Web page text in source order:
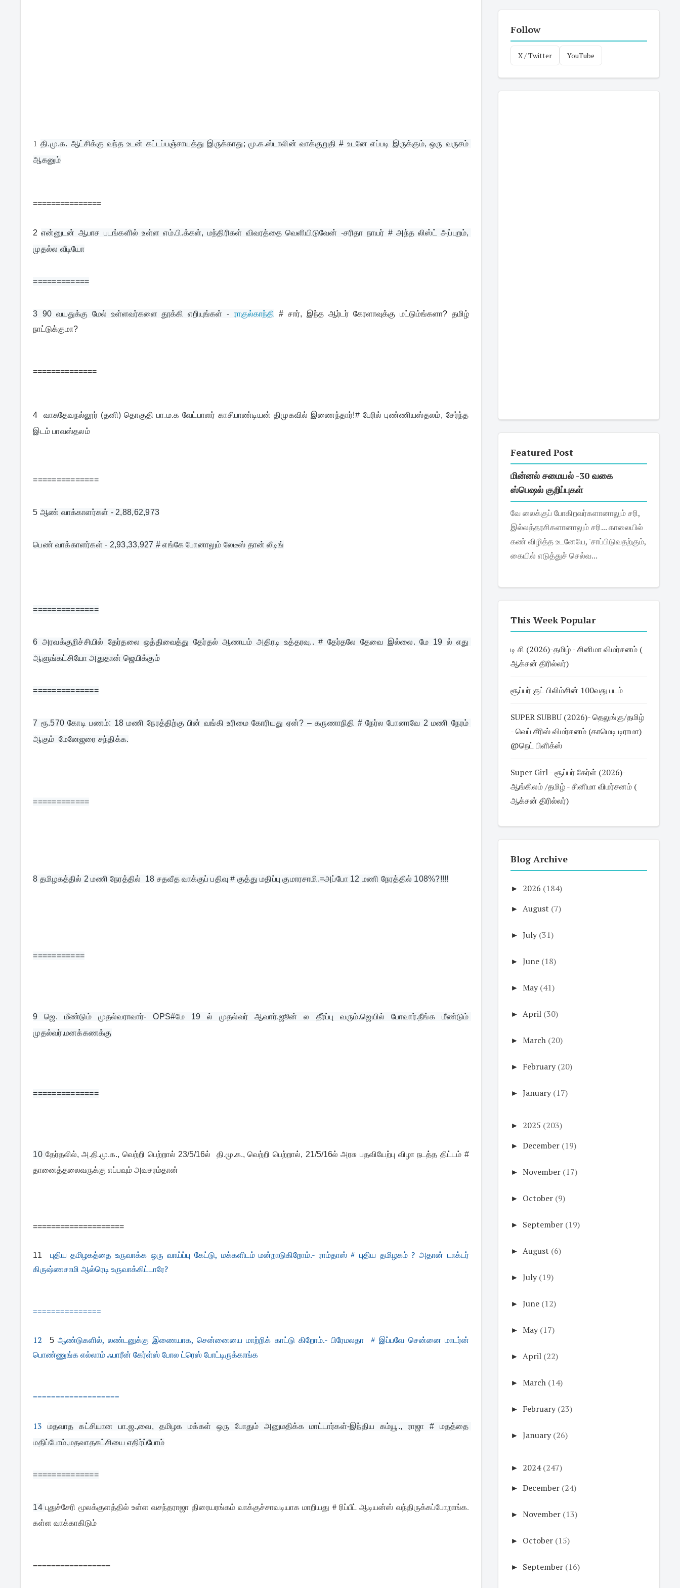
1தி.மு.க. ஆட்சிக்கு வந்த உடன் கட்டப்பஞ்சாயத்து இருக்காது; மு.க.ஸ்டாலின் வாக்குறுதி # உடனே எப்படி இருக்கும், ஒரு வருசம்
ஆகனும்
===============
2என்னுடன் ஆபாச படங்களில் உள்ள எம்.பி.க்கள், மந்திரிகள் விவரத்தை வெளியிடுவேன் -சரிதா நாயர் # அந்த லிஸ்ட் அப்புறம்,
முதல்ல வீடியோ
============
3 90 வயதுக்கு மேல் உள்ளவர்களை தூக்கி எறியுங்கள் - ராகுல்காந்தி
# சார், இந்த ஆர்டர் கேரளாவுக்கு மட்டும்ங்களா? தமிழ்
நாட்டுக்குமா?
==============
4 வாசுதேவநல்லூர் (தனி) தொகுதி பா.ம.க வேட்பாளர் காசிபாண்டியன் திமுகவில் இணைந்தார்!# பேரில் புண்ணியஸ்தலம், சேர்ந்த
இடம் பாவஸ்தலம்
==============
5 ஆண் வாக்காளர்கள் - 2,88,62,973
பெண் வாக்காளர்கள் - 2,93,33,927 # எங்கே போனாலும் லேடீஸ் தான் லீடிங்
==============
6 அரவக்குறிச்சியில் தேர்தலை ஒத்திவைத்து தேர்தல் ஆணயம் அதிரடி உத்தரவு.. # தேர்தலே தேவை இல்லை. மே 19 ல் எது
ஆளுங்கட்சியோ அதுதான் ஜெயிக்கும்
==============
7 ரூ.570 கோடி பணம்: 18 மணி நேரத்திற்கு பின் வங்கி உரிமை கோரியது ஏன்? – கருணாநிதி # நேர்ல போனாவே 2 மணி நேரம்
ஆகும்  மேனேஜரை சந்திக்க.
============
8 தமிழகத்தில் 2 மணி நேரத்தில்  18 சதவீத வாக்குப் பதிவு # குத்து மதிப்பு குமாரசாமி.=அப்போ 12 மணி நேரத்தில் 108%?!!!!
===========
9 ஜெ. மீண்டும் முதல்வராவார்- OPS#மே 19 ல் முதல்வர் ஆவார்.ஜூன் ல தீர்ப்பு வரும்.ஜெயில் போவார்.நீங்க மீண்டும்
முதல்வர்.மனக்கணக்கு
==============
10 தேர்தலில், அ.தி.மு.க., வெற்றி பெற்றால் 23/5/16ல் தி.மு.க., வெற்றி பெற்றால், 21/5/16ல் அரசு பதவியேற்பு விழா நடத்த திட்டம் #
தானைத்தலைவருக்கு எப்பவும் அவசரம்தான்
====================
11 புதிய தமிழகத்தை உருவாக்க ஒரு வாய்ப்பு கேட்டு, மக்களிடம் மன்றாடுகிறோம்.- ராம்தாஸ் # புதிய தமிழகம் ? அதான் டாக்டர்
கிருஷ்ணசாமி ஆல்ரெடி உருவாக்கிட்டாரே?
===============
12 5ஆண்டுகளில், லண்டனுக்கு இணையாக, சென்னையை மாற்றிக் காட்டு கிறோம்.- பிரேமலதா # இப்பவே சென்னை மாடர்ன்
பொண்ணுங்க எல்லாம் ஃபாரீன் கேர்ள்ஸ் போல ட்ரெஸ் போட்டிருக்காங்க
===================
13
மதவாத கட்சியான பா.ஜ.,வை, தமிழக மக்கள் ஒரு போதும் அனுமதிக்க மாட்டார்கள்-இந்திய கம்யூ., ராஜா # மதத்தை
மதிப்போம்,மதவாதகட்சியை எதிர்ப்போம்
==============
14 புதுச்சேரி மூலக்குளத்தில் உள்ள வசந்தராஜா திரையரங்கம் வாக்குச்சாவடியாக மாறியது # ரிப்பீட் ஆடியன்ஸ் வந்திருக்கப்போறாங்க.
கள்ள வாக்காகிடும்
=================
Follow
X / Twitter YouTube
Featured Post
மின்னல் சமையல் -30 வகை
ஸ்பெஷல் குறிப்புகள்
வே லைக்குப் போகிறவர்களானாலும் சரி,
இல்லத்தரசிகளானாலும் சரி... காலையில்
கண் விழித்த உடனேயே, 'சாப்பிடுவதற்கும்,
கையில் எடுத்துச் செல்வ...
This Week Popular
டி சி (2026)-தமிழ் - சினிமா விமர்சனம் (
ஆக்சன் திரில்லர்)
சூப்பர் குட் பிலிம்சின் 100வது படம்
SUPER SUBBU (2026)- தெலுங்கு/தமிழ்
- வெப் சீரிஸ் விமர்சனம் (காமெடி டிராமா)
@நெட் பிளிக்ஸ்
Super Girl - சூப்பர் கேர்ள் (2026)-
ஆங்கிலம் /தமிழ் - சினிமா விமர்சனம் (
ஆக்சன் திரில்லர்)
Blog Archive
► 2026 (184)
► August (7)
► July (31)
► June (18)
► May (41)
► April (30)
► March (20)
► February (20)
► January (17)
► 2025 (203)
► December (19)
► November (17)
► October (9)
► September (19)
► August (6)
► July (19)
► June (12)
► May (17)
► April (22)
► March (14)
► February (23)
► January (26)
► 2024 (247)
► December (24)
► November (13)
► October (15)
► September (16)